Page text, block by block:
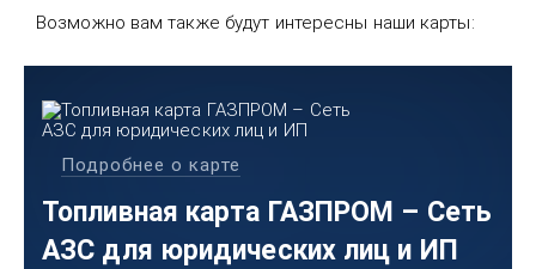
Возможно вам также будут интересны наши карты:
Топливная карта ГАЗПРОМ – Сеть
АЗС для юридических лиц и ИП
Подробнее о карте